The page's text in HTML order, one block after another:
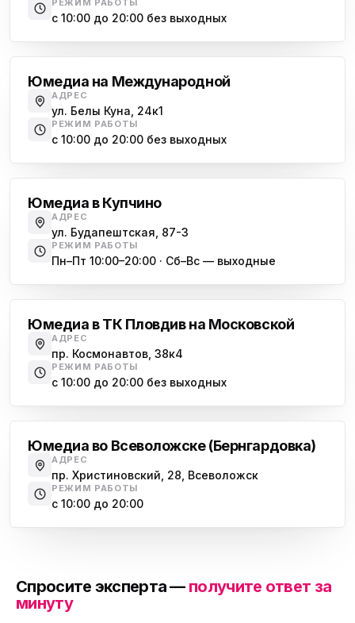
РЕЖИМ РАБОТЫ
с 10:00 до 20:00 без выходных
Юмедиа на Международной
АДРЕС
ул. Белы Куна, 24к1
РЕЖИМ РАБОТЫ
с 10:00 до 20:00 без выходных
Юмедиа в Купчино
АДРЕС
ул. Будапештская, 87-3
РЕЖИМ РАБОТЫ
Пн–Пт 10:00–20:00 · Сб–Вс — выходные
Юмедиа в ТК Пловдив на Московской
АДРЕС
пр. Космонавтов, 38к4
РЕЖИМ РАБОТЫ
с 10:00 до 20:00 без выходных
Юмедиа во Всеволожске (Бернгардовка)
АДРЕС
пр. Христиновский, 28, Всеволожск
РЕЖИМ РАБОТЫ
с 10:00 до 20:00
Спросите эксперта — получите ответ за
минуту